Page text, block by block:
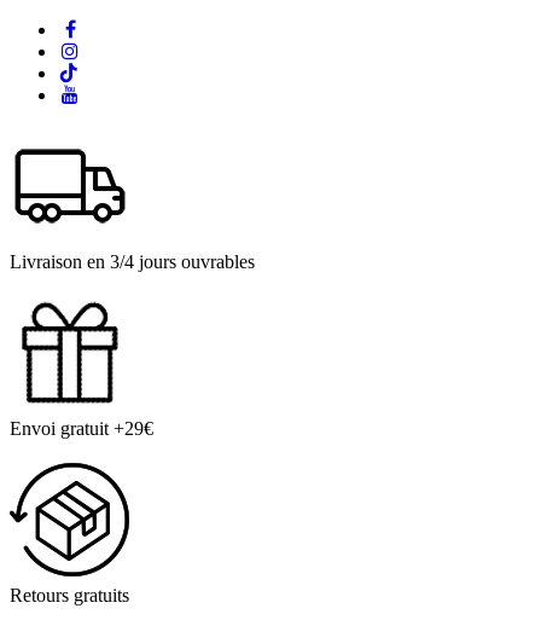
Livraison en 3/4 jours ouvrables
Envoi gratuit +29€
Retours gratuits